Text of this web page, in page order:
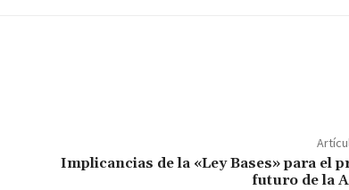
Implicancias de la «Ley Bases» para el
futuro de la